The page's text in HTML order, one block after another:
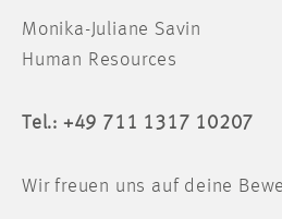
Monika-Juliane Savin
Human Resources
Tel.: +49 711 1317 10207
Wir freuen uns auf deine